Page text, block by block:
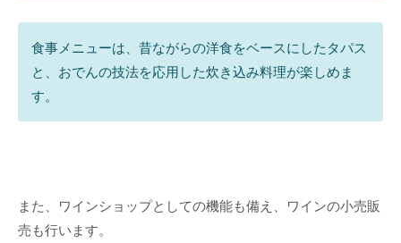
食事メニューは、昔ながらの洋食をベースにしたタパス
と、おでんの技法を応用した炊き込み料理が楽しめま
す。
また、ワインショップとしての機能も備え、ワインの小売販
売も行います。